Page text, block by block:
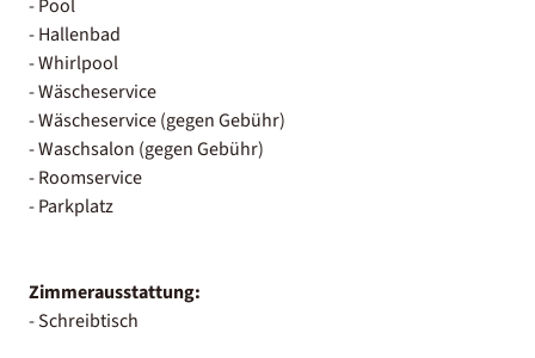
- Pool
- Hallenbad
- Whirlpool
- Wäscheservice
- Wäscheservice (gegen Gebühr)
- Waschsalon (gegen Gebühr)
- Roomservice
- Parkplatz
Zimmerausstattung:
- Schreibtisch